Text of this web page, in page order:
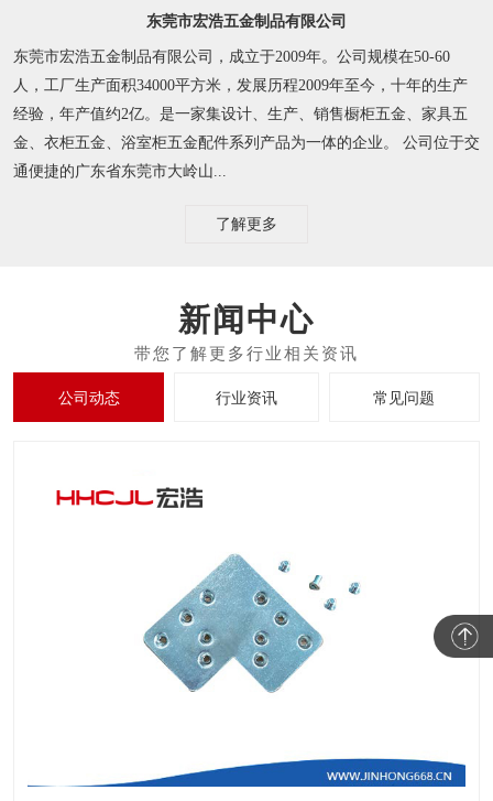
东莞市宏浩五金制品有限公司
东莞市宏浩五金制品有限公司，成立于2009年。公司规模在50-60
人，工厂生产面积34000平方米，发展历程2009年至今，十年的生产
经验，年产值约2亿。是一家集设计、生产、销售橱柜五金、家具五
金、衣柜五金、浴室柜五金配件系列产品为一体的企业。 公司位于交
通便捷的广东省东莞市大岭山...
了解更多
新闻中心
公司动态 行业资讯 常见问题